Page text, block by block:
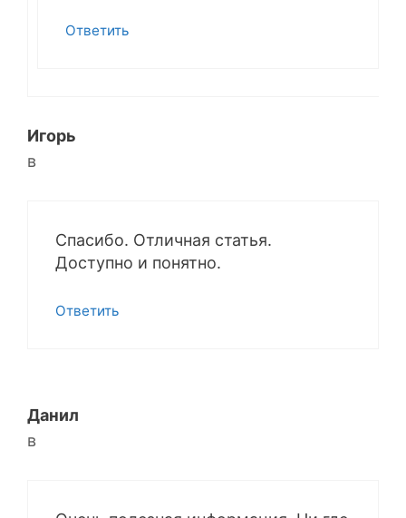
Ответить
Игорь
в
Спасибо. Отличная статья.
Доступно и понятно.
Ответить
Данил
в